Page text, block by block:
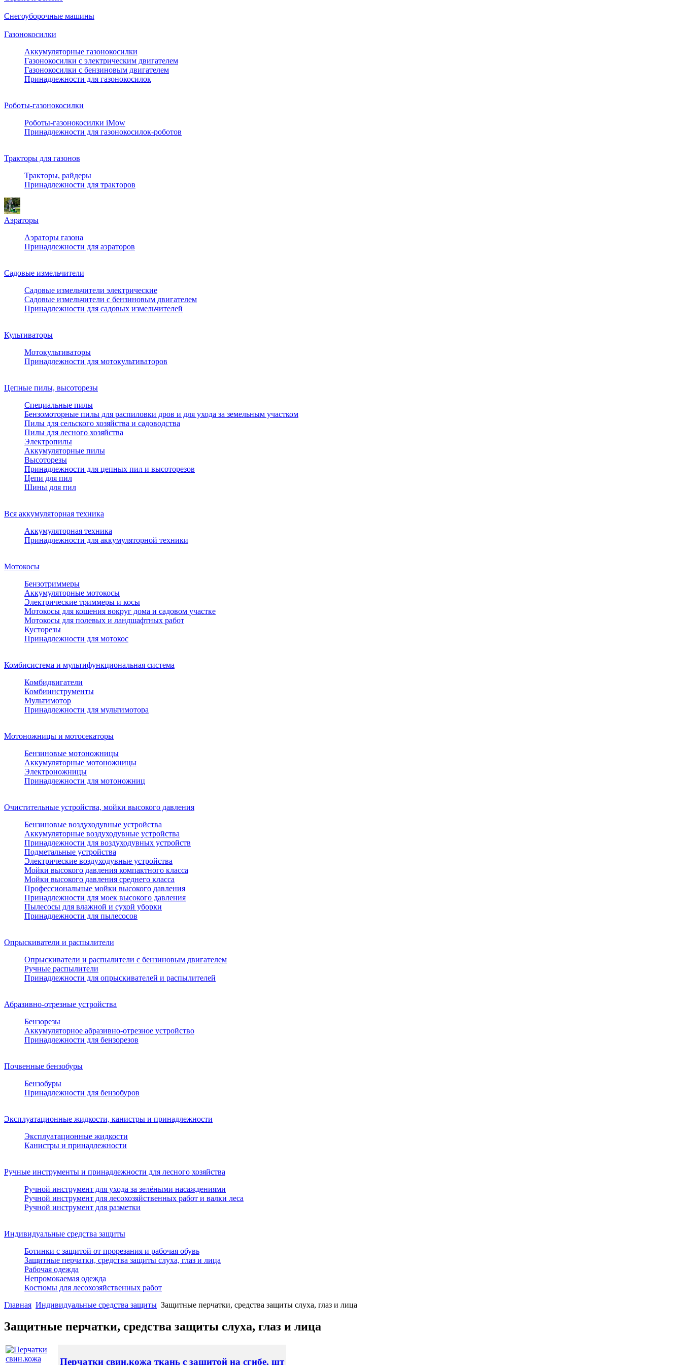
Снегоуборочные машины
Газонокосилки
Аккумуляторные газонокосилки
Газонокосилки с электрическим двигателем
Газонокосилки с бензиновым двигателем
Принадлежности для газонокосилок
Роботы-газонокосилки
Роботы-газонокосилки iMow
Принадлежности для газонокосилок-роботов
Тракторы для газонов
Тракторы, райдеры
Принадлежности для тракторов
Аэраторы
Аэраторы газона
Принадлежности для аэраторов
Садовые измельчители
Садовые измельчители электрические
Садовые измельчители с бензиновым двигателем
Принадлежности для садовых измельчителей
Культиваторы
Мотокультиваторы
Принадлежности для мотокультиваторов
Цепные пилы, высоторезы
Специальные пилы
Бензомоторные пилы для распиловки дров и для ухода за земельным участком
Пилы для сельского хозяйства и садоводства
Пилы для лесного хозяйства
Электропилы
Аккумуляторные пилы
Высоторезы
Принадлежности для цепных пил и высоторезов
Цепи для пил
Шины для пил
Вся аккумуляторная техника
Аккумуляторная техника
Принадлежности для аккумуляторной техники
Мотокосы
Бензотриммеры
Аккумуляторные мотокосы
Электрические триммеры и косы
Мотокосы для кошения вокруг дома и садовом участке
Мотокосы для полевых и ландшафтных работ
Кусторезы
Принадлежности для мотокос
Комбисистема и мультифункциональная система
Комбидвигатели
Комбиинструменты
Мультимотор
Принадлежности для мультимотора
Мотоножницы и мотосекаторы
Бензиновые мотоножницы
Аккумуляторные мотоножницы
Электроножницы
Принадлежности для мотоножниц
Очистительные устройства, мойки высокого давления
Бензиновые воздуходувные устройства
Аккумуляторные воздуходувные устройства
Принадлежности для воздуходувных устройств
Подметальные устройства
Электрические воздуходувные устройства
Мойки высокого давления компактного класса
Мойки высокого давления среднего класса
Профессиональные мойки высокого давления
Принадлежности для моек высокого давления
Пылесосы для влажной и сухой уборки
Принадлежности для пылесосов
Опрыскиватели и распылители
Опрыскиватели и распылители с бензиновым двигателем
Ручные распылители
Принадлежности для опрыскивателей и распылителей
Абразивно-отрезные устройства
Бензорезы
Аккумуляторное абразивно-отрезное устройство
Принадлежности для бензорезов
Почвенные бензобуры
Бензобуры
Принадлежности для бензобуров
Эксплуатационные жидкости, канистры и принадлежности
Эксплуатационные жидкости
Канистры и принадлежности
Ручные инструменты и принадлежности для лесного хозяйства
Ручной инструмент для ухода за зелёными насаждениями
Ручной инструмент для лесохозяйственных работ и валки леса
Ручной инструмент для разметки
Индивидуальные средства защиты
Ботинки с защитой от прорезания и рабочая обувь
Защитные перчатки, средства защиты слуха, глаз и лица
Рабочая одежда
Непромокаемая одежда
Костюмы для лесохозяйственных работ
Главная Индивидуальные средства защиты Защитные перчатки, средства защиты слуха, глаз и лица
Защитные перчатки, средства защиты слуха, глаз и лица
Перчатки свин.кожа ткань с защитой на сгибе, шт